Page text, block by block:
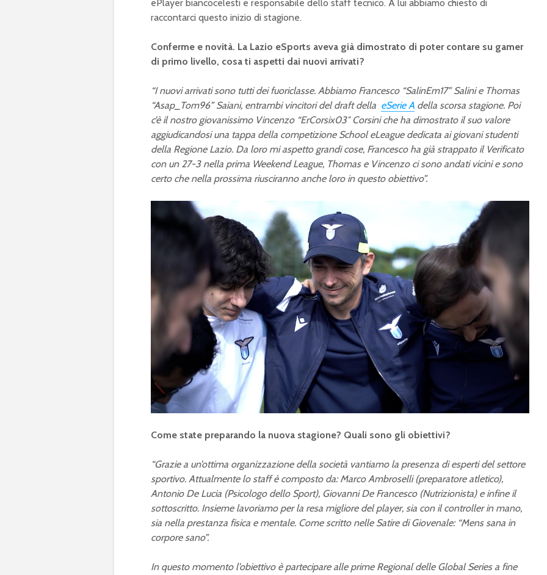
ePlayer biancocelesti e responsabile dello staff tecnico. A lui abbiamo chiesto di
raccontarci questo inizio di stagione.
Conferme e novità. La Lazio eSports aveva già dimostrato di poter contare su gamer
di primo livello, cosa ti aspetti dai nuovi arrivati?
“I nuovi arrivati sono tutti dei fuoriclasse. Abbiamo Francesco “SalinEm17” Salini e Thomas
“Asap_Tom96” Saiani, entrambi vincitori del draft della eSerie A della scorsa stagione. Poi
c’è il nostro giovanissimo Vincenzo “ErCorsix03″ Corsini che ha dimostrato il suo valore
aggiudicandosi una tappa della competizione School eLeague dedicata ai giovani studenti
della Regione Lazio. Da loro mi aspetto grandi cose, Francesco ha già strappato il Verificato
con un 27-3 nella prima Weekend League, Thomas e Vincenzo ci sono andati vicini e sono
certo che nella prossima riusciranno anche loro in questo obiettivo”.
Come state preparando la nuova stagione? Quali sono gli obiettivi?
“Grazie a un’ottima organizzazione della società vantiamo la presenza di esperti del settore
sportivo. Attualmente lo staff è composto da: Marco Ambroselli (preparatore atletico),
Antonio De Lucia (Psicologo dello Sport), Giovanni De Francesco (Nutrizionista) e infine il
sottoscritto. Insieme lavoriamo per la resa migliore del player, sia con il controller in mano,
sia nella prestanza fisica e mentale. Come scritto nelle Satire di Giovenale: “Mens sana in
corpore sano”.
In questo momento l’obiettivo è partecipare alle prime Regional delle Global Series a fine
eSerie A 2025: Torino
e Napoli dominano i
Parma al comando
eSerie
Monza
19